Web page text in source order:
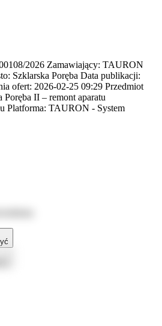
2026 Zamawiający: TAURON
Szklarska Poręba Data publikacji:
ofert: 2026-02-25 09:29 Przedmiot
II – remont aparatu
Platforma: TAURON - System